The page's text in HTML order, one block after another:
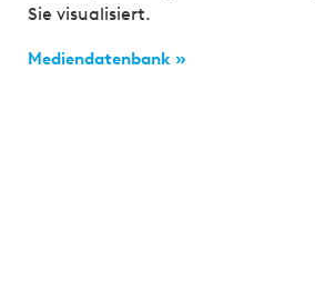
Sie visualisiert.
Mediendatenbank »